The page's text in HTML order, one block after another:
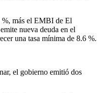
%, más el EMBI de El
nueva deuda en el
una tasa mínima de 8.6 %.
el gobierno emitió dos